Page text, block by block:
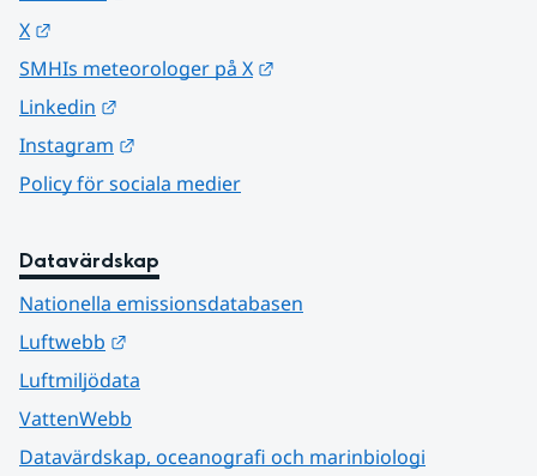
X
SMHIs meteorologer på X
Linkedin
Instagram
Policy för sociala medier
Datavärdskap
Nationella emissionsdatabasen
Luftwebb
Luftmiljödata
VattenWebb
Datavärdskap, oceanografi och marinbiologi